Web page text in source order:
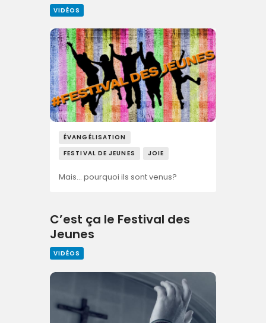
VIDÉOS
ÉVANGÉLISATION
FESTIVAL DE JEUNES
JOIE
Mais… pourquoi ils sont venus?
C’est ça le Festival des
Jeunes
VIDÉOS